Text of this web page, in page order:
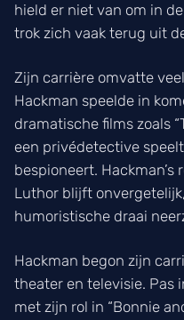
hield er niet van om in
trok zich vaak terug uit
Zijn carrière omvatte
Hackman speelde in
dramatische films zoals
een privédetective
bespioneert. Hackman’s
Luthor blijft
humoristische draai
Hackman begon zijn
theater en televisie. Pas
met zijn rol in “Bonnie